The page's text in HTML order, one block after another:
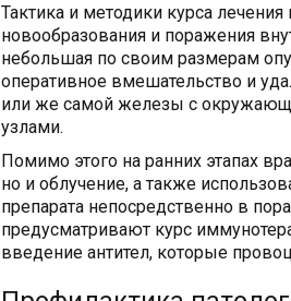
Тактика и методики курса лечения
новообразования и поражения
небольшая по своим размерам
оперативное вмешательство и
или же самой железы с
узлами.
Помимо этого на ранних этапах
но и облучение, а также
препарата непосредственно в
предусматривают курс
введение антител, которые